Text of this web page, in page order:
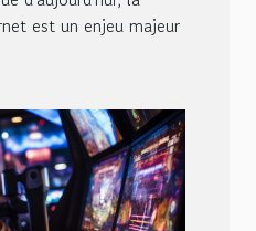
est un enjeu majeur